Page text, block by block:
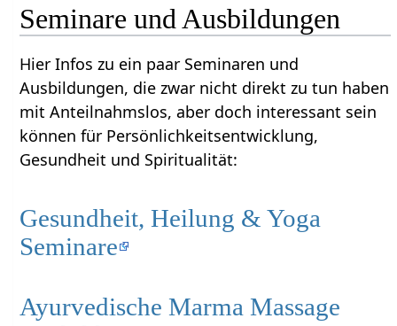
Seminare und Ausbildungen
Hier Infos zu ein paar Seminaren und
Ausbildungen, die zwar nicht direkt zu tun haben
mit Anteilnahmslos‏‎, aber doch interessant sein
können für Persönlichkeitsentwicklung,
Gesundheit und Spiritualität:
Gesundheit, Heilung & Yoga
Seminare
Ayurvedische Marma Massage